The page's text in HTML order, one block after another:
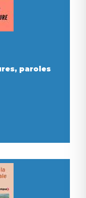
paroles